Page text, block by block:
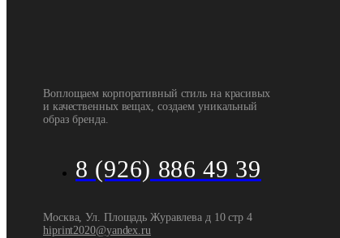
Воплощаем корпоративный стиль на красивых
и качественных вещах, создаем уникальный
образ бренда.
8 (926) 886 49 39
Москва, Ул. Площадь Журавлева д 10 стр 4
hiprint2020@yandex.ru